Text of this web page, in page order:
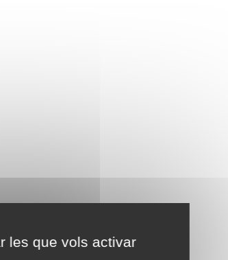
les que vols activar